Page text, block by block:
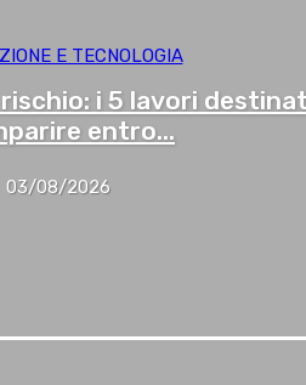
E TECNOLOGIA
i 5 lavori
entro...
03/08/2026